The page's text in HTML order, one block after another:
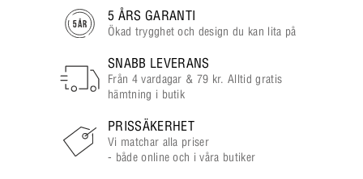
5 ÅRS GARANTI
Ökad trygghet och design du kan lita på
SNABB LEVERANS
Från 4 vardagar & 79 kr. Alltid gratis
hämtning i butik
PRISSÄKERHET
Vi matchar alla priser
- både online och i våra butiker